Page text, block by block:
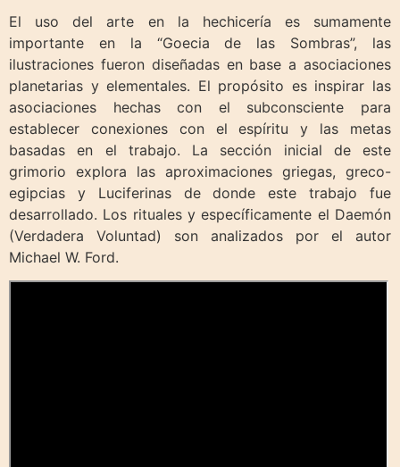
El uso del arte en la hechicería es sumamente
importante en la “Goecia de las Sombras”, las
ilustraciones fueron diseñadas en base a asociaciones
planetarias y elementales. El propósito es inspirar las
asociaciones hechas con el subconsciente para
establecer conexiones con el espíritu y las metas
basadas en el trabajo. La sección inicial de este
grimorio explora las aproximaciones griegas, greco-
egipcias y Luciferinas de donde este trabajo fue
desarrollado. Los rituales y específicamente el Daemón
(Verdadera Voluntad) son analizados por el autor
Michael W. Ford.